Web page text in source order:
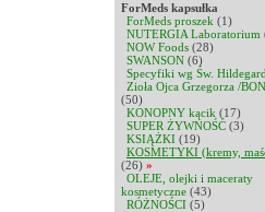
ForMeds kapsułka
ForMeds proszek (1)
NUTERGIA Laboratorium
NOW Foods (28)
SWANSON (6)
Specyfiki wg Św.
Zioła Ojca Grzegorza /
(50)
KONOPNY kącik (17)
SUPER ŻYWNOŚĆ (3)
KSIĄŻKI (19)
KOSMETYKI (kremy,
(26) »
OLEJE, olejki i maceraty
kosmetyczne (43)
RÓŻNOŚCI (5)